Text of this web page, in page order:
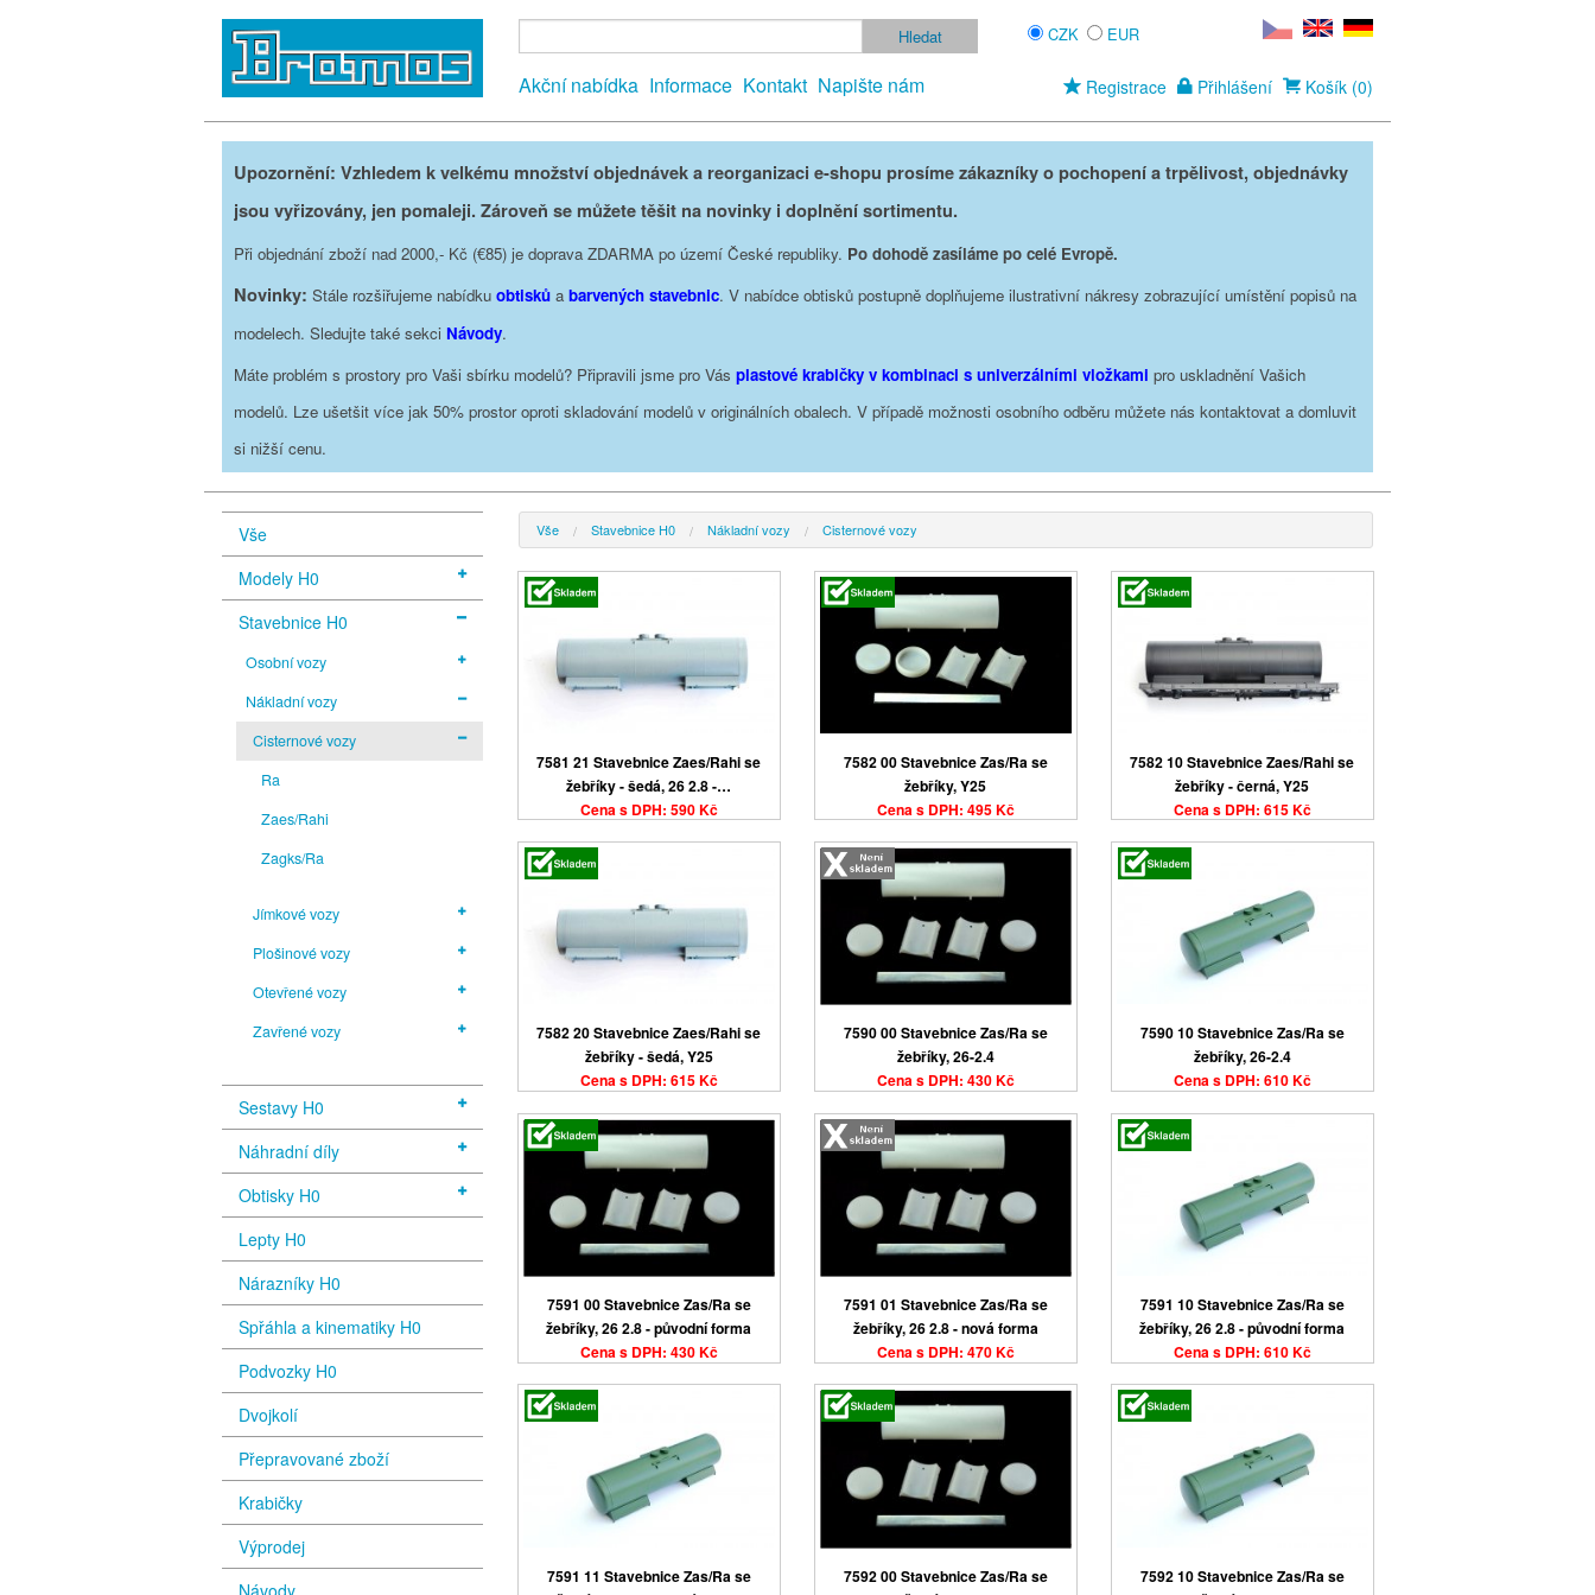
Akční nabídka Informace Kontakt Napište nám
CZK EUR
Registrace Přihlášení Košík (0)
Upozornění: Vzhledem k velkému množství objednávek a reorganizaci e-shopu prosíme zákazníky o pochopení a trpělivost, objednávky
jsou vyřizovány, jen pomaleji. Zároveň se můžete těšit na novinky i doplnění sortimentu.
Při objednání zboží nad 2000,- Kč (€85) je doprava ZDARMA po území České republiky. Po dohodě zasíláme po celé Evropě.
Novinky: Stále rozšiřujeme nabídku obtisků a barvených stavebnic. V nabídce obtisků postupně doplňujeme ilustrativní nákresy zobrazující umístění popisů na
modelech. Sledujte také sekci Návody.
Máte problém s prostory pro Vaši sbírku modelů? Připravili jsme pro Vás plastové krabičky v kombinaci s univerzálními vložkami pro uskladnění Vašich
modelů. Lze ušetšit více jak 50% prostor oproti skladování modelů v originálních obalech. V případě možnosti osobního odběru můžete nás kontaktovat a domluvit
si nižší cenu.
Vše
Modely H0
Stavebnice H0
Osobní vozy
Nákladní vozy
Cisternové vozy
Ra
Zaes/Rahi
Zagks/Ra
Jímkové vozy
Plošinové vozy
Otevřené vozy
Zavřené vozy
Sestavy H0
Náhradní díly
Obtisky H0
Lepty H0
Nárazníky H0
Spřáhla a kinematiky H0
Podvozky H0
Dvojkolí
Přepravované zboží
Krabičky
Výprodej
Návody
Vše Stavebnice H0 Nákladní vozy Cisternové vozy
7581 21 Stavebnice Zaes/Rahi se
žebříky - šedá, 26 2.8 -…
Cena s DPH: 590 Kč
7582 00 Stavebnice Zas/Ra se
žebříky, Y25
Cena s DPH: 495 Kč
7582 10 Stavebnice Zaes/Rahi se
žebříky - černá, Y25
Cena s DPH: 615 Kč
7582 20 Stavebnice Zaes/Rahi se
žebříky - šedá, Y25
Cena s DPH: 615 Kč
7590 00 Stavebnice Zas/Ra se
žebříky, 26-2.4
Cena s DPH: 430 Kč
7590 10 Stavebnice Zas/Ra se
žebříky, 26-2.4
Cena s DPH: 610 Kč
7591 00 Stavebnice Zas/Ra se
žebříky, 26 2.8 - původní forma
Cena s DPH: 430 Kč
7591 01 Stavebnice Zas/Ra se
žebříky, 26 2.8 - nová forma
Cena s DPH: 470 Kč
7591 10 Stavebnice Zas/Ra se
žebříky, 26 2.8 - původní forma
Cena s DPH: 610 Kč
7591 11 Stavebnice Zas/Ra se
7592 00 Stavebnice Zas/Ra se
7592 10 Stavebnice Zas/Ra se